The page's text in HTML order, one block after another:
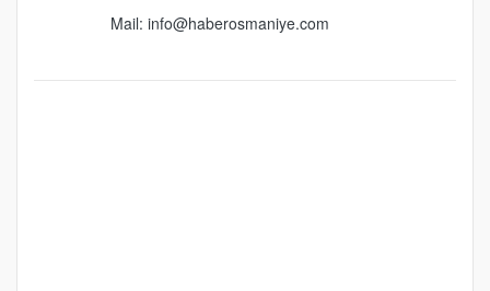
Mail: info@haberosmaniye.com